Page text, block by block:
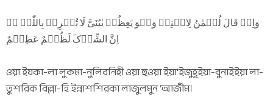
وَاِذۡ قَالَ لُقۡمٰنُ لِابۡنِہٖ وَہُوَ یَعِظُہٗ یٰبُنَیَّ لَا تُشۡرِکۡ بِاللّٰہِ ؕؔ
اِنَّ الشِّرۡکَ لَظُلۡمٌ عَظِیۡمٌ
ওয়া ইযকা-লা লুকমা-নুলিবনিহী ওয়া হুওয়া ইয়া‘ইজুহূইয়া-বুনাইইয়া লা-
তুশরিক বিল্লা-হি ইন্নাশশিরকা লাজুলমুন ‘আজীম।